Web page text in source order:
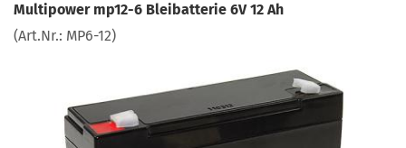
Mul­ti­power mp12-​6 Blei­bat­te­rie 6V 12 Ah
(Art.Nr.: MP6-​12)